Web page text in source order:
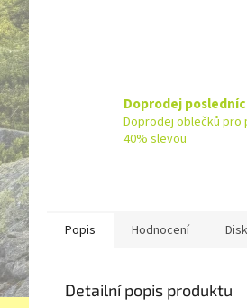
Doprodej
Doprodej oblečků pro
40% slevou
Popis Hodnocení
Detailní popis produktu